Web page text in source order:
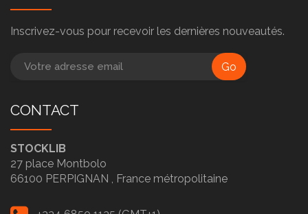
Inscrivez-vous pour recevoir les dernières nouveautés.
Go
CONTACT
STOCKLIB
27 place Montbolo
66100 PERPIGNAN , France métropolitaine